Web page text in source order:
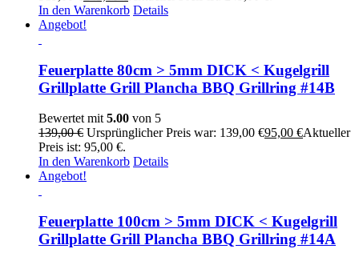
In den Warenkorb Details
Angebot!
Feuerplatte 80cm > 5mm DICK < Kugelgrill
Grillplatte Grill Plancha BBQ Grillring #14B
Bewertet mit 5.00 von 5
139,00€ Ursprünglicher Preis war: 139,00 €95,00 €Aktueller
Preis ist: 95,00 €.
In den Warenkorb Details
Angebot!
Feuerplatte 100cm > 5mm DICK < Kugelgrill
Grillplatte Grill Plancha BBQ Grillring #14A